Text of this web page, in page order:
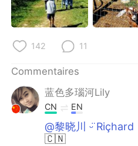
142 11
Commentaires
蓝色多瑙河Lily
CN EN
@黎晓川 ᵕ̈ Riçhard
🇨🇳